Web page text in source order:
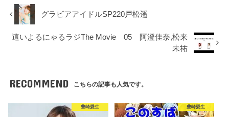
グラビアアイドルSP220戸松遥
這いよるにゃるラジThe Movie 05 阿澄佳奈,松来
未祐
RECOMMEND こちらの記事も人気です。
豊崎愛生 豊崎愛生